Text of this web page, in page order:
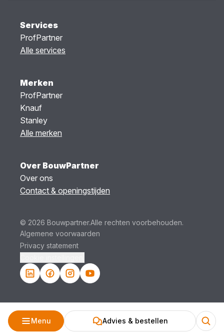
Menu Advies & bestellen
Services
ProfPartner
Alle services
Merken
ProfPartner
Knauf
Stanley
Alle merken
Over BouwPartner
Over ons
Contact & openingstijden
© 2026 Bouwpartner.Alle rechten voorbehouden.
Algemene voorwaarden
Privacy statement